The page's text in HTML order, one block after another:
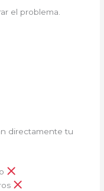
el problema.
directamente tu